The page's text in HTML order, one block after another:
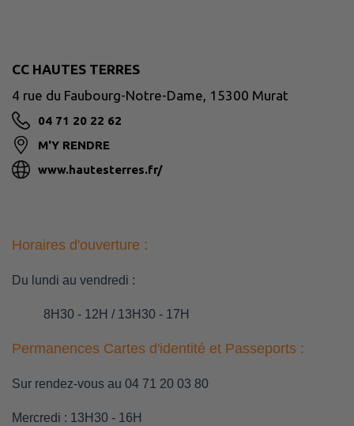
CC HAUTES TERRES
4 rue du Faubourg-Notre-Dame, 15300 Murat
04 71 20 22 62
M'Y RENDRE
www.hautesterres.fr/
Horaires d'ouverture :
Du lundi au vendredi :
8H30 - 12H / 13H30 - 17H
Permanences Cartes d'identité et Passeports :
Sur rendez-vous au 04 71 20 03 80
Mercredi : 13H30 - 16H